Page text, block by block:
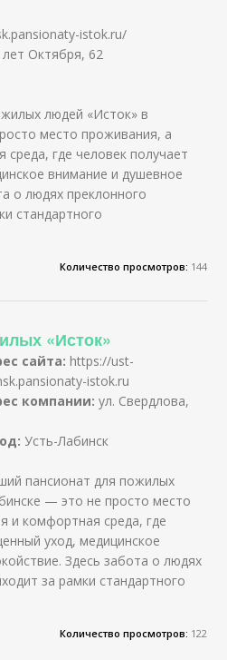
istok.ru/
лет Октября, 62
людей «Исток» в
место проживания, а
где человек получает
внимание и душевное
о людях преклонного
стандартного
Количество просмотров: 144
«Исток»
сайта: https://ust-
istok.ru
компании:ул. Свердлова,
Усть-Лабинск
пансионат для пожилых
— это не просто место
и комфортная среда, где
уход, медицинское
Здесь забота о людях
за рамки стандартного
Количество просмотров: 122